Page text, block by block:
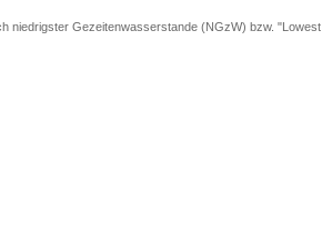
niedrigster Gezeitenwasserstande (NGzW) bzw. "Lowest